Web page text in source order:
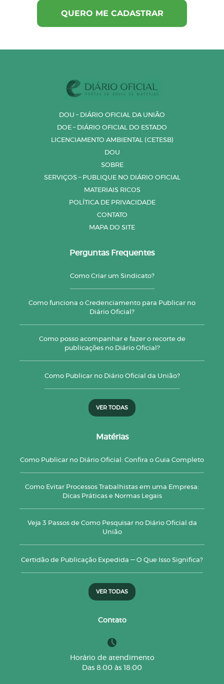
DOU – DIÁRIO OFICIAL DA UNIÃO
DOE – DIÁRIO OFICIAL DO ESTADO
LICENCIAMENTO AMBIENTAL (CETESB)
DOU
SOBRE
SERVIÇOS – PUBLIQUE NO DIÁRIO OFICIAL
MATERIAIS RICOS
POLÍTICA DE PRIVACIDADE
CONTATO
MAPA DO SITE
Perguntas Frequentes
Como Criar um Sindicato?
Como funciona o Credenciamento para Publicar no
Diário Oficial?
Como posso acompanhar e fazer o recorte de
publicações no Diário Oficial?
Como Publicar no Diário Oficial da União?
VER TODAS
Matérias
Como Publicar no Diário Oficial: Confira o Guia Completo
Como Evitar Processos Trabalhistas em uma Empresa:
Dicas Práticas e Normas Legais
Veja 3 Passos de Como Pesquisar no Diário Oficial da
União
Certidão de Publicação Expedida — O Que Isso Significa?
VER TODAS
Contato
Horário de atendimento
Das 8:00 às 18:00